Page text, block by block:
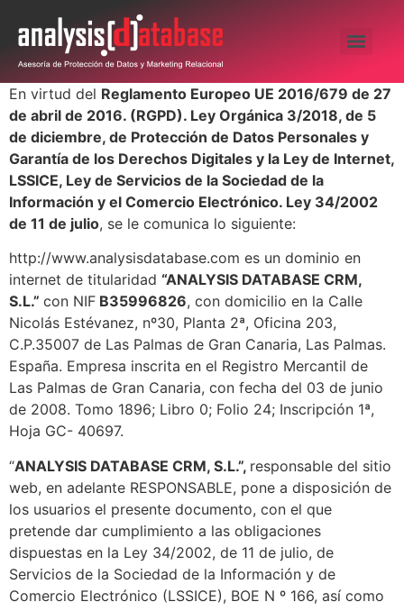
En virtud del Reglamento Europeo UE 2016/679 de 27
de abril de 2016. (RGPD). Ley Orgánica 3/2018, de 5
de diciembre, de Protección de Datos Personales y
Garantía de los Derechos Digitales y la Ley de Internet,
LSSICE, Ley de Servicios de la Sociedad de la
Información y el Comercio Electrónico. Ley 34/2002
de 11 de julio, se le comunica lo siguiente:
http://www.analysisdatabase.com es un dominio en
internet de titularidad “ANALYSIS DATABASE CRM,
S.L.” con NIF B35996826, con domicilio en la Calle
Nicolás Estévanez, nº30, Planta 2ª, Oficina 203,
C.P.35007 de Las Palmas de Gran Canaria, Las Palmas.
España. Empresa inscrita en el Registro Mercantil de
Las Palmas de Gran Canaria, con fecha del 03 de junio
de 2008. Tomo 1896; Libro 0; Folio 24; Inscripción 1ª,
Hoja GC- 40697.
“ANALYSIS DATABASE CRM, S.L.”, responsable del sitio
web, en adelante RESPONSABLE, pone a disposición de
los usuarios el presente documento, con el que
pretende dar cumplimiento a las obligaciones
dispuestas en la Ley 34/2002, de 11 de julio, de
Servicios de la Sociedad de la Información y de
Comercio Electrónico (LSSICE), BOE N º 166, así como